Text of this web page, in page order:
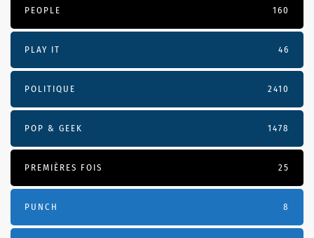
PEOPLE 160
PLAY IT 46
POLITIQUE 2410
POP & GEEK 1478
PREMIÈRES FOIS 25
PUNCH 8